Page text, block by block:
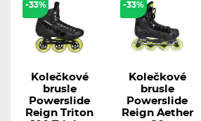
-33%
Kolečkové
brusle
Powerslide
Reign Triton
-33%
Kolečkové
brusle
Powerslide
Reign Aether